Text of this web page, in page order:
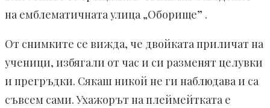
на емблематичната улица „Оборище” .
От снимките се вижда, че двойката приличат на
ученици, избягали от час и си разменят целувки
и прегръдки. Сякаш никой не ги наблюдава и са
съвсем сами. Ухажорът на плеймейтката е